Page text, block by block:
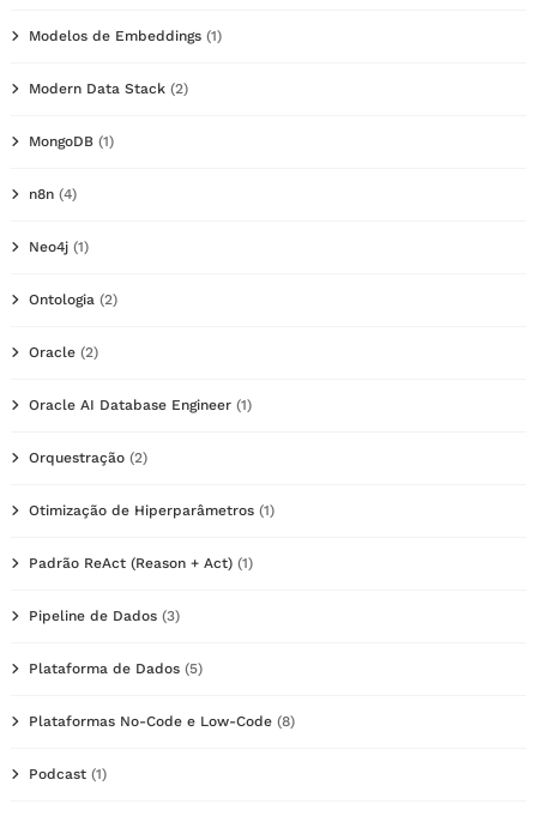
Modelos de Embeddings (1)
Modern Data Stack (2)
MongoDB (1)
n8n (4)
Neo4j (1)
Ontologia (2)
Oracle (2)
Oracle AI Database Engineer (1)
Orquestração (2)
Otimização de Hiperparâmetros (1)
Padrão ReAct (Reason + Act) (1)
Pipeline de Dados (3)
Plataforma de Dados (5)
Plataformas No-Code e Low-Code (8)
Podcast (1)